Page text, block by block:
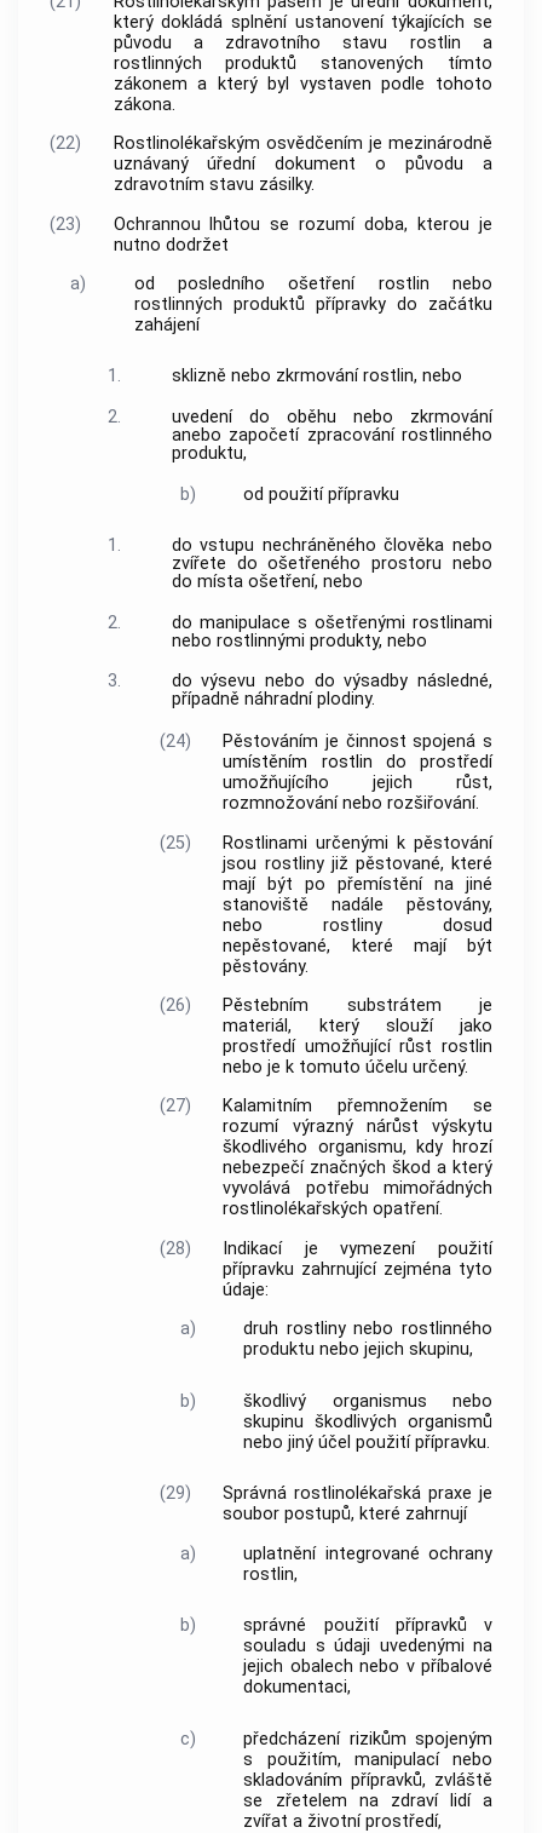
který dokládá splnění ustanovení týkajících se
původu a zdravotního stavu rostlin a
rostlinných produktů stanovených tímto
zákonem a který byl vystaven podle tohoto
zákona.
(22)
Rostlinolékařským osvědčením je mezinárodně
uznávaný úřední dokument o původu a
zdravotním stavu zásilky.
(23)
Ochrannou lhůtou se rozumí doba, kterou je
nutno dodržet
a)
od posledního ošetření rostlin nebo
rostlinných produktů přípravky do začátku
zahájení
1. sklizně nebo zkrmovánírostlin, nebo
2.
uvedení do oběhu nebo zkrmování
anebo započetí zpracování rostlinného
produktu,
b) od použití přípravku
1.
do vstupu nechráněného člověka nebo
zvířete do ošetřeného prostoru nebo
do místa ošetření, nebo
2.
do manipulace s ošetřenými rostlinami
nebo rostlinnými produkty, nebo
3.
do výsevu nebo do výsadby následné,
případně náhradní plodiny.
(24) Pěstováním je činnost spojená s
umístěním rostlin do prostředí
umožňujícího jejich růst,
rozmnožování nebo rozšiřování.
(25)
Rostlinami určenými k pěstování
jsou rostlinyjiž pěstované, které
mají být po přemístění na jiné
stanoviště nadále pěstovány,
neborostliny dosud
nepěstované, které mají být
pěstovány.
(26)
Pěstebním substrátem je
materiál, který slouží jako
prostředí umožňující růst rostlin
nebo je k tomuto účelu určený.
(27)
Kalamitním přemnožením se
rozumí výrazný nárůst výskytu
škodlivého organismu, kdy hrozí
nebezpečí značných škod a který
vyvolává potřebu mimořádných
rostlinolékařských opatření.
(28)
Indikací je vymezení použití
přípravku zahrnující zejména tyto
údaje:
a)
druh rostlinyneborostlinného
produktu nebo jejich skupinu,
b) škodlivý organismus nebo
skupinuškodlivých organismů
nebo jiný účel použití přípravku.
(29)
Správná rostlinolékařská praxe je
soubor postupů, které zahrnují
a)
uplatnění integrované ochrany
rostlin,
b)
správné použití přípravků v
souladu s údaji uvedenými na
jejich obalech nebo v příbalové
dokumentaci,
c)
předcházení rizikům spojeným
s použitím, manipulací nebo
skladováním přípravků, zvláště
se zřetelem na zdraví lidí a
zvířat a životní prostředí,